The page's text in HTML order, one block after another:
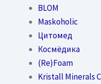
BLOM
Maskoholic
Цитомед
Космёдика
(Re)Foam
Kristall Minerals